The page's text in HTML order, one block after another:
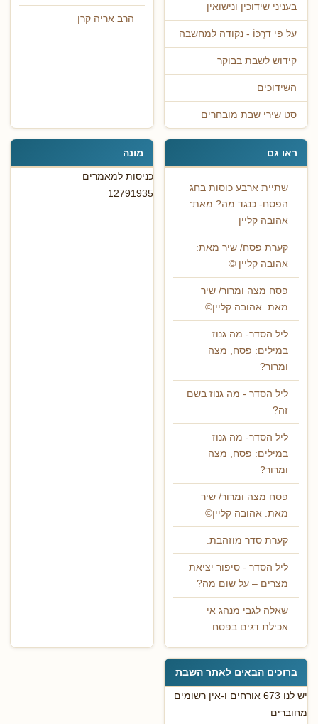
בעניני שידוכין ונישואין
עַל פִּי דַרְכּוֹ - נקודה למחשבה
קידוש לשבת בבוקר
השידוכים
סט שירי שבת מובחרים
הרב אריה קרן
ראו גם
שתיית ארבע כוסות בחג
הפסח- כנגד מה? מאת:
אהובה קליין
קערת פסח/ שיר מאת:
אהובה קליין ©
פסח מצה ומרור/ שיר
מאת: אהובה קליין©
ליל הסדר- מה גנוז
במילים: פסח, מצה
ומרור?
ליל הסדר - מה גנוז בשם
זה?
ליל הסדר- מה גנוז
במילים: פסח, מצה
ומרור?
פסח מצה ומרור/ שיר
מאת: אהובה קליין©
קערת סדר מוזהבת.
ליל הסדר - סיפור יציאת
מצרים – על שום מה?
שאלה לגבי מנהג אי
אכילת דגים בפסח
מונה
כניסות למאמרים
12791935
ברוכים הבאים לאתר השבת
יש לנו 673 אורחים ו-אין רשומים
מחוברים